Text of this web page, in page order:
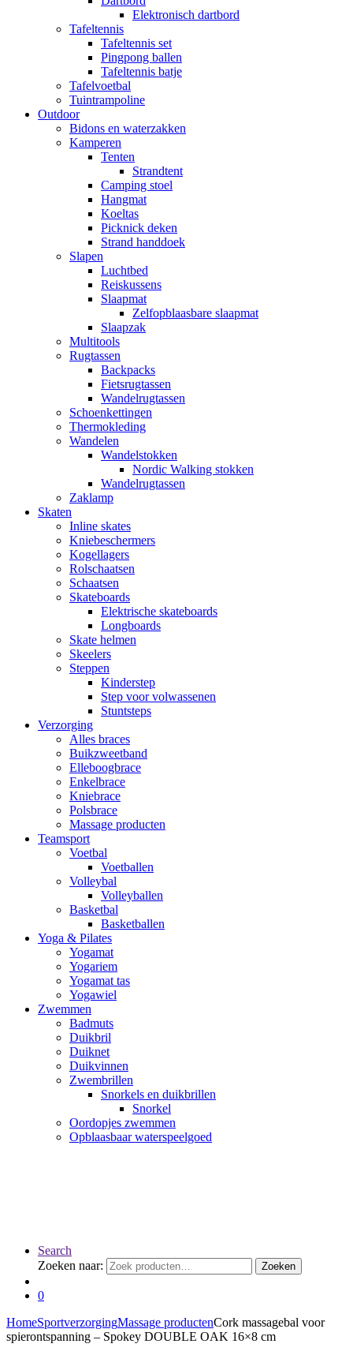
Elektronisch dartbord
Tafeltennis
Tafeltennis set
Pingpong ballen
Tafeltennis batje
Tafelvoetbal
Tuintrampoline
Outdoor
Bidons en waterzakken
Kamperen
Tenten
Strandtent
Camping stoel
Hangmat
Koeltas
Picknick deken
Strand handdoek
Slapen
Luchtbed
Reiskussens
Slaapmat
Zelfopblaasbare slaapmat
Slaapzak
Multitools
Rugtassen
Backpacks
Fietsrugtassen
Wandelrugtassen
Schoenkettingen
Thermokleding
Wandelen
Wandelstokken
Nordic Walking stokken
Wandelrugtassen
Zaklamp
Skaten
Inline skates
Kniebeschermers
Kogellagers
Rolschaatsen
Schaatsen
Skateboards
Elektrische skateboards
Longboards
Skate helmen
Skeelers
Steppen
Kinderstep
Step voor volwassenen
Stuntsteps
Verzorging
Alles braces
Buikzweetband
Elleboogbrace
Enkelbrace
Kniebrace
Polsbrace
Massage producten
Teamsport
Voetbal
Voetballen
Volleybal
Volleyballen
Basketbal
Basketballen
Yoga & Pilates
Yogamat
Yogariem
Yogamat tas
Yogawiel
Zwemmen
Badmuts
Duikbril
Duiknet
Duikvinnen
Zwembrillen
Snorkels en duikbrillen
Snorkel
Oordopjes zwemmen
Opblaasbaar waterspeelgoed
Search
Zoeken naar:
Zoeken
0
HomeSportverzorgingMassage productenCork massagebal voor
spierontspanning – Spokey DOUBLE OAK 16×8 cm